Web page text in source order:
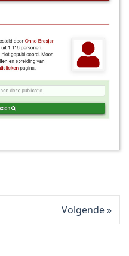
Volgende